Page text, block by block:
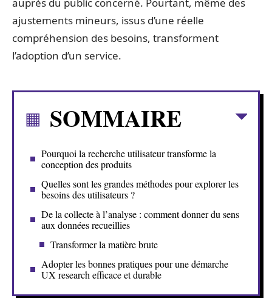
ajustements mineurs, issus d’une réelle
compréhension des besoins, transforment
l’adoption d’un service.
SOMMAIRE
Pourquoi la recherche utilisateur transforme la
conception des produits
Quelles sont les grandes méthodes pour explorer les
besoins des utilisateurs ?
De la collecte à l’analyse : comment donner du sens
aux données recueillies
Transformer la matière brute
Adopter les bonnes pratiques pour une démarche
UX research efficace et durable